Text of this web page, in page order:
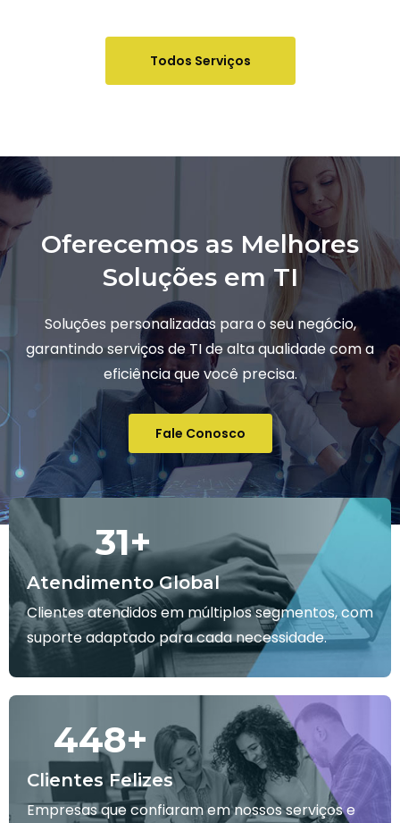
Todos Serviços
Oferecemos as Melhores
Soluções em TI
Soluções personalizadas para o seu negócio,
garantindo serviços de TI de alta qualidade com a
eficiência que você precisa.
Fale Conosco
Atendimento Global
32+
Clientes atendidos em múltiplos segmentos, com
suporte adaptado para cada necessidade.
Clientes Felizes
450+
Empresas que confiaram em nossos serviços e